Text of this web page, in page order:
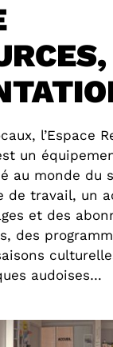
l’Espace
un
au monde du
de travail, un
et des
des
audoises…